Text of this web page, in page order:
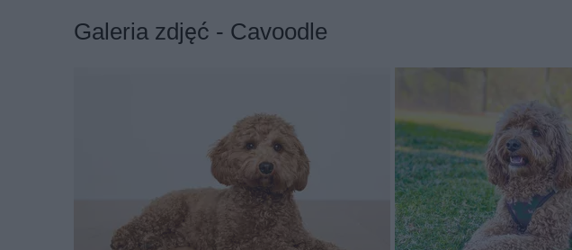
Umaszczenie: może być różne, w zależności od umaszczeń
płowe (jak u vizsla). Osobniki łaciate i czarne podpalane można
Tworzenie nowych pokoleń
Tworzenie nowej rasy jest procesem żmudnym i długotrwałym. Zaczyna
oraz dróg jego osiągnięcia. Wymaga to wieloletniej pracy, popartej
gruntownej znajomości zasad genetyki, sposobów dziedziczenia,
Galeria zdjęć - Cavoodle